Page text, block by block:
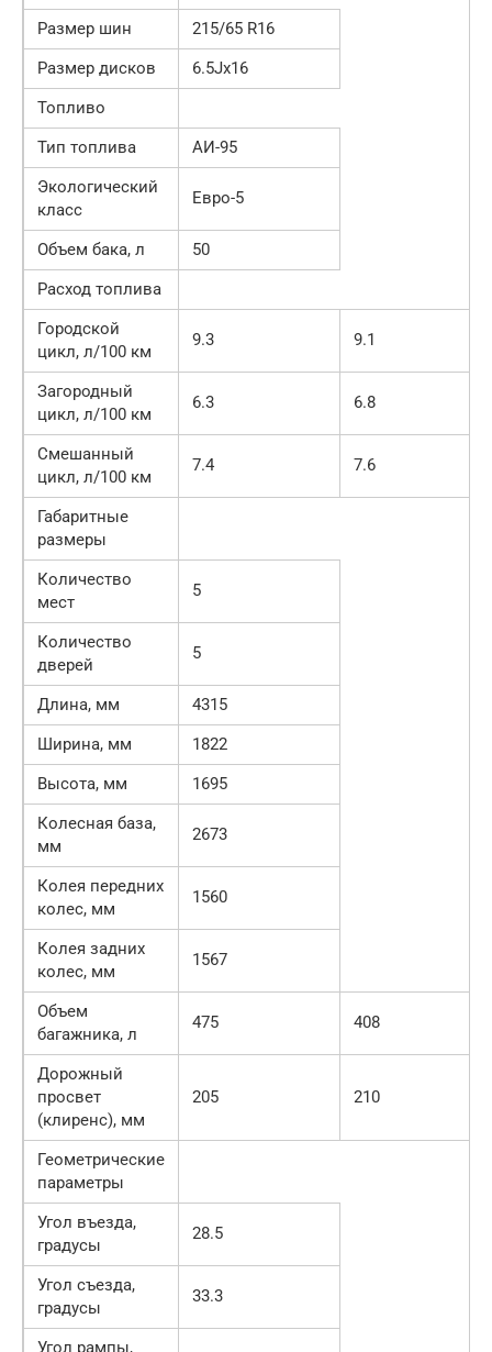
Размер шин
215/65 R16
Размер дисков
6.5Jх16
Топливо
Тип топлива
АИ-95
Экологический
класс
Евро-5
Объем бака, л
50
Расход топлива
Городской
цикл, л/100 км
9.3 9.1
Загородный
цикл, л/100 км
6.3 6.8
Смешанный
цикл, л/100 км
7.4 7.6
Габаритные
размеры
Количество
мест
5
Количество
дверей
5
Длина, мм
4315
Ширина, мм
1822
Высота, мм
1695
Колесная база,
мм
2673
Колея передних
колес, мм
1560
Колея задних
колес, мм
1567
Объем
багажника, л
475 408
Дорожный
просвет
(клиренс), мм
205 210
Геометрические
параметры
Угол въезда,
градусы
28.5
Угол съезда,
градусы
33.3
Угол рампы,